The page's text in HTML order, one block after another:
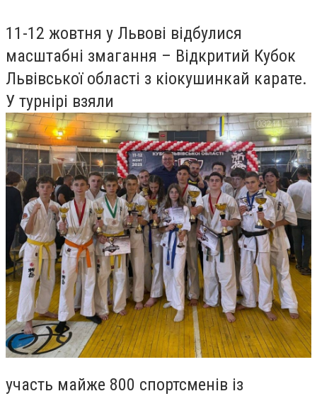
11-12 жовтня у Львові відбулися
масштабні змагання – Відкритий Кубок
Львівської області з кіокушинкай карате.
У турнірі взяли
участь майже 800 спортсменів із